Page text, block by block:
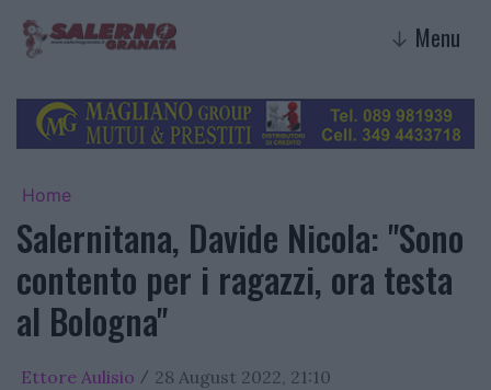
↓ Menu
Home
Salernitana, Davide Nicola: "Sono
contento per i ragazzi, ora testa
al Bologna"
Ettore Aulisio / 28 August 2022, 21:10